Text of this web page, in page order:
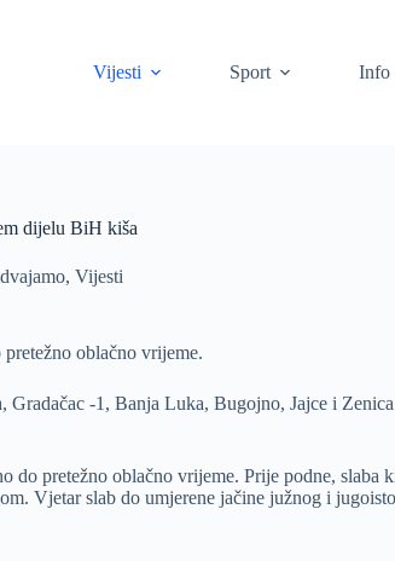
Vijesti
Sport Info
dijelu BiH kiša
, Vijesti
oblačno vrijeme.
Gradačac -1, Banja Luka, Bugojno, Jajce i
do pretežno oblačno vrijeme. Prije podne,
Vjetar slab do umjerene jačine južnog i